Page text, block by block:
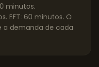
minutos.
EFT: 60 minutos. O
demanda de cada